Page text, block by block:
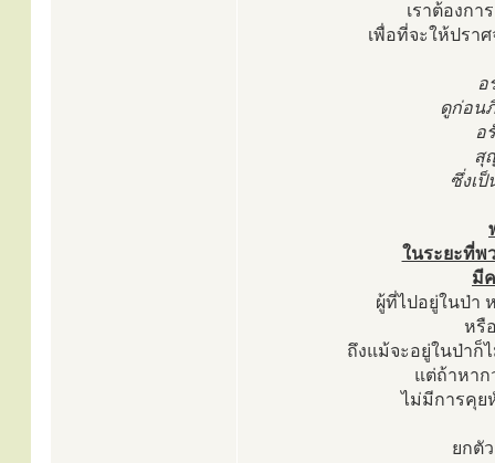
เราต้องกา
เพื่อที่จะให้ปรา
อ
ดูก่อน
อ
สุ
ซึ่งเ
ในระยะที่พ
มี
ผู้ที่ไปอยู่ในป่า
หรื
ถึงแม้จะอยู่ในป่าก็
แต่ถ้าหาก
ไม่มีการคุย
ยกตั